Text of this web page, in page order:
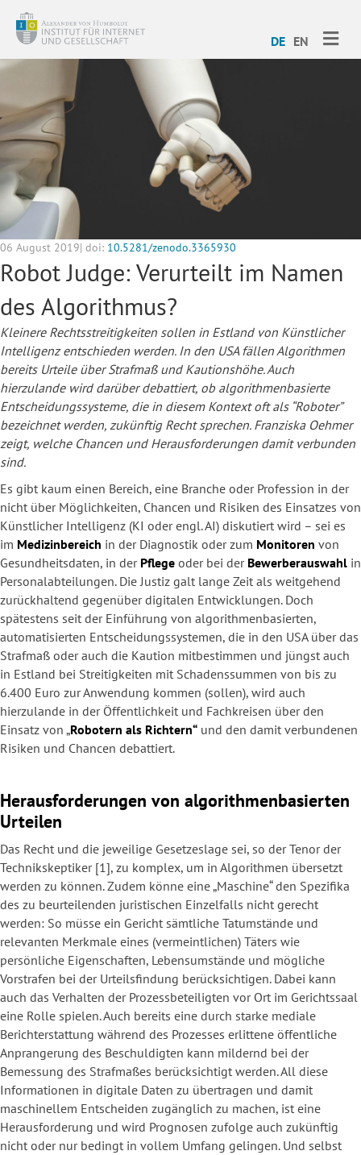
DE EN
06 August 2019| doi: 10.5281/zenodo.3365930
Robot Judge: Verurteilt im Namen
des Algorithmus?
Kleinere Rechtsstreitigkeiten sollen in Estland von Künstlicher
Intelligenz entschieden werden. In den USA fällen Algorithmen
bereits Urteile über Strafmaß und Kautionshöhe. Auch
hierzulande wird darüber debattiert, ob algorithmenbasierte
Entscheidungssysteme, die in diesem Kontext oft als “Roboter”
bezeichnet werden, zukünftig Recht sprechen. Franziska Oehmer
zeigt, welche Chancen und Herausforderungen damit verbunden
sind.
Es gibt kaum einen Bereich, eine Branche oder Profession in der
nicht über Möglichkeiten, Chancen und Risiken des Einsatzes von
Künstlicher Intelligenz (KI oder engl. AI) diskutiert wird – sei es
im Medizinbereich in der Diagnostik oder zum Monitoren von
Gesundheitsdaten, in der Pflege oder bei der Bewerberauswahl in
Personalabteilungen. Die Justiz galt lange Zeit als weitgehend
zurückhaltend gegenüber digitalen Entwicklungen. Doch
spätestens seit der Einführung von algorithmenbasierten,
automatisierten Entscheidungssystemen, die in den USA über das
Strafmaß oder auch die Kaution mitbestimmen und jüngst auch
in Estland bei Streitigkeiten mit Schadenssummen von bis zu
6.400 Euro zur Anwendung kommen (sollen), wird auch
hierzulande in der Öffentlichkeit und Fachkreisen über den
Einsatz von „Robotern als Richtern“ und den damit verbundenen
Risiken und Chancen debattiert.
Herausforderungen von algorithmenbasierten
Urteilen
Das Recht und die jeweilige Gesetzeslage sei, so der Tenor der
Technikskeptiker [1], zu komplex, um in Algorithmen übersetzt
werden zu können. Zudem könne eine „Maschine“ den Spezifika
des zu beurteilenden juristischen Einzelfalls nicht gerecht
werden: So müsse ein Gericht sämtliche Tatumstände und
relevanten Merkmale eines (vermeintlichen) Täters wie
persönliche Eigenschaften, Lebensumstände und mögliche
Vorstrafen bei der Urteilsfindung berücksichtigen. Dabei kann
auch das Verhalten der Prozessbeteiligten vor Ort im Gerichtssaal
eine Rolle spielen. Auch bereits eine durch starke mediale
Berichterstattung während des Prozesses erlittene öffentliche
Anprangerung des Beschuldigten kann mildernd bei der
Bemessung des Strafmaßes berücksichtigt werden. All diese
Informationen in digitale Daten zu übertragen und damit
maschinellem Entscheiden zugänglich zu machen, ist eine
Herausforderung und wird Prognosen zufolge auch zukünftig
nicht oder nur bedingt in vollem Umfang gelingen. Und selbst